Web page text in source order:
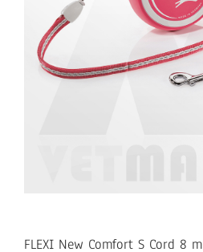
FLEXI New Comfort S Cord 8 m